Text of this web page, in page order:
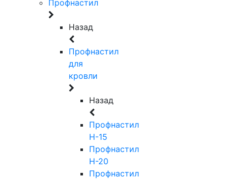
Профнастил
Назад
Профнастил
для
кровли
Назад
Профнастил
Н-15
Профнастил
Н-20
Профнастил